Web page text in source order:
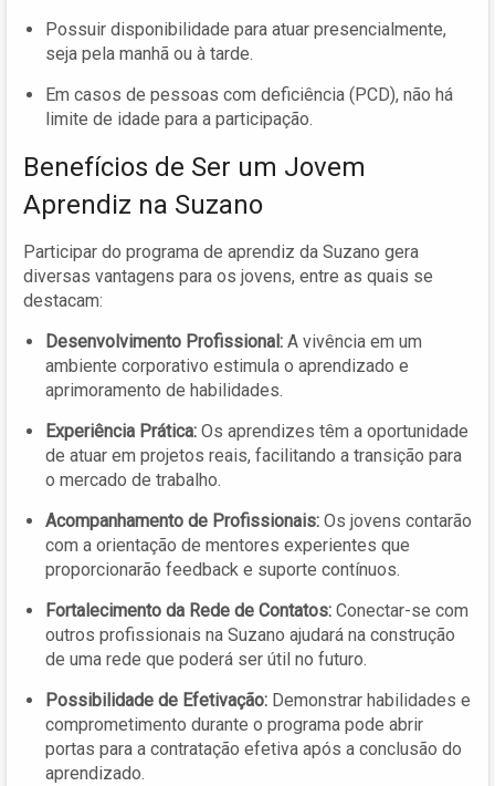
Possuir disponibilidade para atuar presencialmente,
seja pela manhã ou à tarde.
Em casos de pessoas com deficiência (PCD), não há
limite de idade para a participação.
Benefícios de Ser um Jovem
Aprendiz na Suzano
Participar do programa de aprendiz da Suzano gera
diversas vantagens para os jovens, entre as quais se
destacam:
Desenvolvimento Profissional: A vivência em um
ambiente corporativo estimula o aprendizado e
aprimoramento de habilidades.
Experiência Prática: Os aprendizes têm a oportunidade
de atuar em projetos reais, facilitando a transição para
o mercado de trabalho.
Acompanhamento de Profissionais: Os jovens contarão
com a orientação de mentores experientes que
proporcionarão feedback e suporte contínuos.
Fortalecimento da Rede de Contatos: Conectar-se com
outros profissionais na Suzano ajudará na construção
de uma rede que poderá ser útil no futuro.
Possibilidade de Efetivação: Demonstrar habilidades e
comprometimento durante o programa pode abrir
portas para a contratação efetiva após a conclusão do
aprendizado.